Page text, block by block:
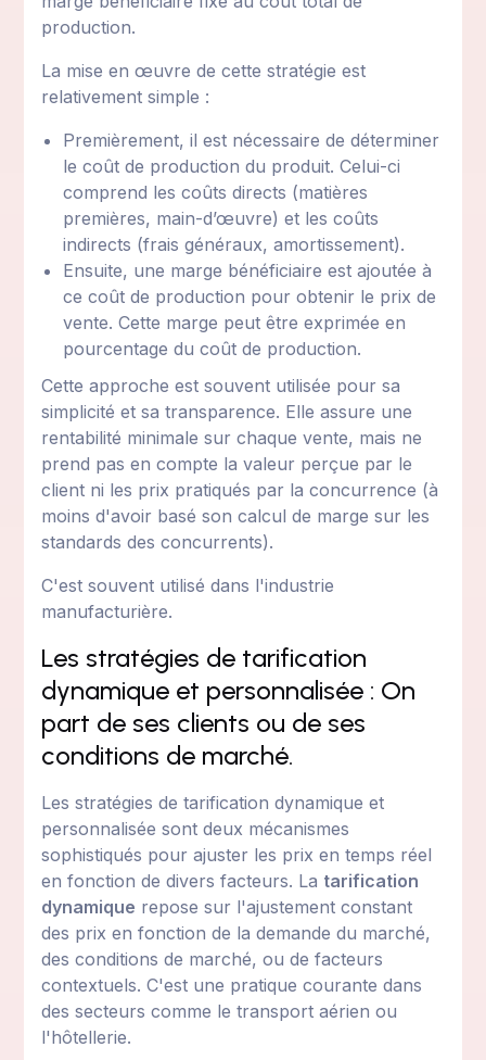
production.
La mise en œuvre de cette stratégie est
relativement simple :
Premièrement, il est nécessaire de déterminer
le coût de production du produit. Celui-ci
comprend les coûts directs (matières
premières, main-d’œuvre) et les coûts
indirects (frais généraux, amortissement).
Ensuite, une marge bénéficiaire est ajoutée à
ce coût de production pour obtenir le prix de
vente. Cette marge peut être exprimée en
pourcentage du coût de production.
Cette approche est souvent utilisée pour sa
simplicité et sa transparence. Elle assure une
rentabilité minimale sur chaque vente, mais ne
prend pas en compte la valeur perçue par le
client ni les prix pratiqués par la concurrence (à
moins d'avoir basé son calcul de marge sur les
standards des concurrents).
C'est souvent utilisé dans l'industrie
manufacturière.
Les stratégies de tarification
dynamique et personnalisée : On
part de ses clients ou de ses
conditions de marché.
Les stratégies de tarification dynamique et
personnalisée sont deux mécanismes
sophistiqués pour ajuster les prix en temps réel
en fonction de divers facteurs. La tarification
dynamique repose sur l'ajustement constant
des prix en fonction de la demande du marché,
des conditions de marché, ou de facteurs
contextuels. C'est une pratique courante dans
des secteurs comme le transport aérien ou
l'hôtellerie.